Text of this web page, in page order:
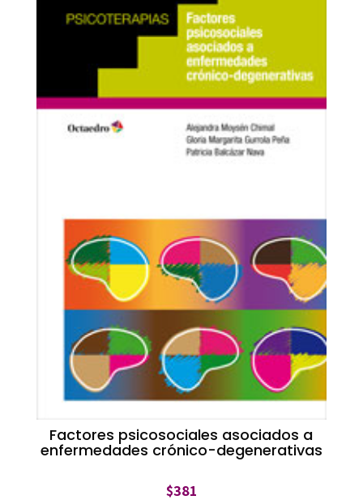
Factores psicosociales asociados a
enfermedades crónico-degenerativas
$381